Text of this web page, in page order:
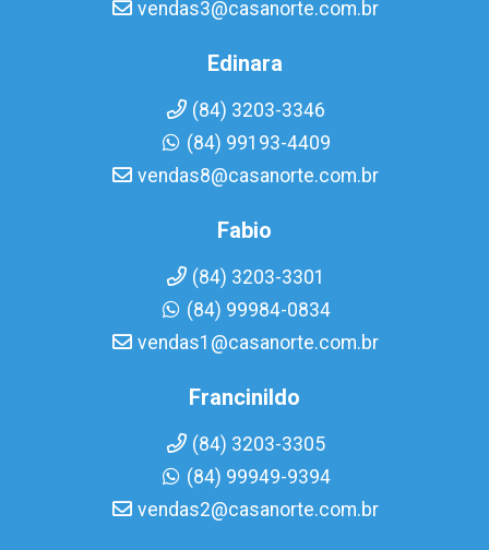
vendas3@casanorte.com.br
Edinara
(84) 3203-3346
(84) 99193-4409
vendas8@casanorte.com.br
Fabio
(84) 3203-3301
(84) 99984-0834
vendas1@casanorte.com.br
Francinildo
(84) 3203-3305
(84) 99949-9394
vendas2@casanorte.com.br